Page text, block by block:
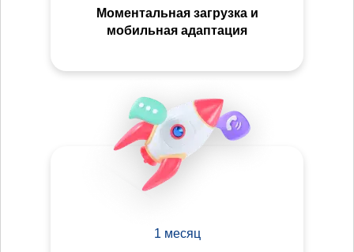
Моментальная загрузка и
мобильная адаптация
1 месяц